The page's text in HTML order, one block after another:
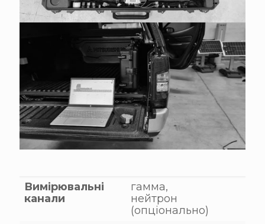
Вимірювальні
канали
гамма,
нейтрон
(опціонально)